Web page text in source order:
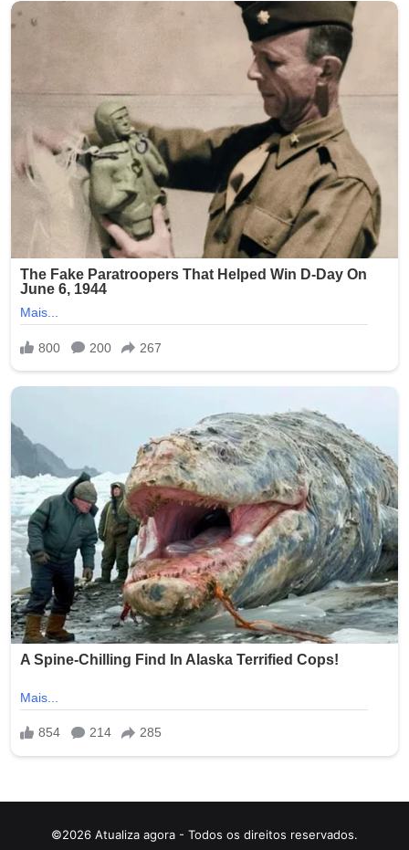
©2026 Atualiza agora - Todos os direitos reservados.